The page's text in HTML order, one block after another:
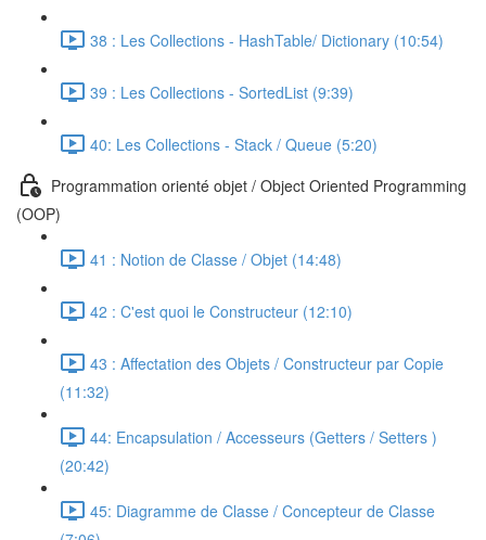
38 : Les Collections - HashTable/ Dictionary (10:54)
39 : Les Collections - SortedList (9:39)
40: Les Collections - Stack / Queue (5:20)
Programmation orienté objet / Object Oriented Programming
(OOP)
41 : Notion de Classe / Objet (14:48)
42 : C'est quoi le Constructeur (12:10)
43 : Affectation des Objets / Constructeur par Copie
(11:32)
44: Encapsulation / Accesseurs (Getters / Setters )
(20:42)
45: Diagramme de Classe / Concepteur de Classe